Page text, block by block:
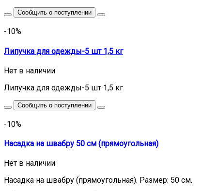
Сообщить о поступлении
-10%
Липучка для одежды-5 шт 1,5 кг
Нет в наличии
Липучка для одежды-5 шт 1,5 кг
Сообщить о поступлении
-10%
Насадка на швабру 50 см (прямоугольная)
Нет в наличии
Насадка на швабру (прямоугольная). Размер: 50 см.